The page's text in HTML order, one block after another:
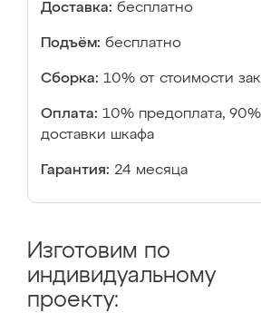
Доставка: бесплатно
Подъём: бесплатно
Сборка: 10% от стоимости
Оплата: 10% предоплата,
доставки шкафа
Гарантия: 24 месяца
Изготовим по
индивидуальному
проекту: